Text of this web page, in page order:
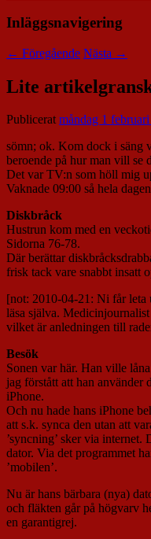
Inläggsnavigering
← Föregående Nästa →
Lite
Publiceratmåndag 1
sömn; ok. Kom dock i säng
beroende på hur man vill se
Det var TV:n som höll mig
Vaknade 09:00 så hela
Diskbråck
Hustrun kom med en
Sidorna 76-78.
Där berättar
frisk tack vare snabbt insatt
[not: 2010-04-21: Ni får
läsa själva.
vilket är anledningen till
Besök
Sonen var här. Han ville
jag förstått att han använder
iPhone.
Och nu hade hans iPhone
att s.k. synca den utan att
’syncning’ sker via internet.
dator. Via det programmet
’mobilen’.
Nu är hans bärbara (nya)
och fläkten går på högvarv
en garantigrej.